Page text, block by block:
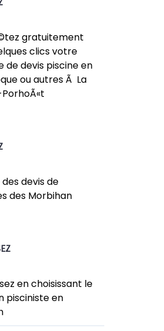
gratuitement
clics votre
de devis piscine en
ou autres Ã La
devis de
des Morbihan
en choisissant le
pisciniste en